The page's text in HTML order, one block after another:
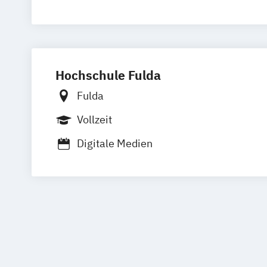
Hochschule Fulda
Fulda
Vollzeit
Digitale Medien